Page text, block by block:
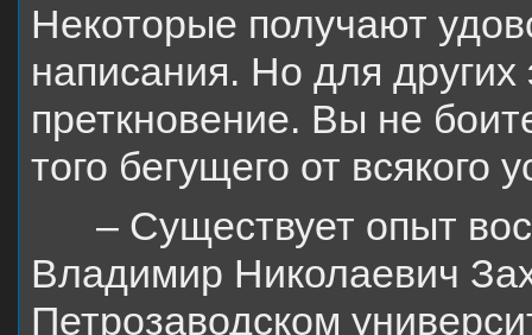
Некоторые получают
написания. Но для
преткновение. Вы не
того бегущего от всякого
– Существует опыт
Владимир Николаевич
Петрозаводском